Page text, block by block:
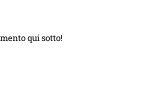
qui sotto!